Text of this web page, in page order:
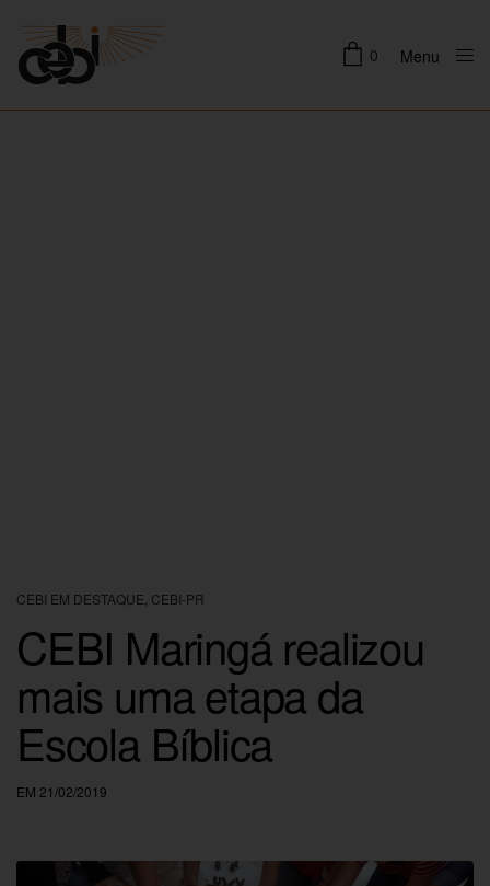
0 Menu
CEBI EM DESTAQUE CEBI-PR
CEBI Maringá realizou
mais uma etapa da
Escola Bíblica
EM 21/02/2019